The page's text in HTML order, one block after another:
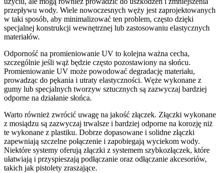
przepływu wody. Wiele nowoczesnych węży jest zaprojektowanych
w taki sposób, aby minimalizować ten problem, często dzięki
specjalnej konstrukcji wewnętrznej lub zastosowaniu elastycznych
materiałów.
Odporność na promieniowanie UV to kolejna ważna cecha,
szczególnie jeśli wąż będzie często pozostawiony na słońcu.
Promieniowanie UV może powodować degradację materiału,
prowadząc do pękania i utraty elastyczności. Węże wykonane z
gumy lub specjalnych tworzyw sztucznych są zazwyczaj bardziej
odporne na działanie słońca.
Warto również zwrócić uwagę na jakość złączek. Złączki wykonane
z mosiądzu są zazwyczaj trwalsze i bardziej odporne na korozję niż
te wykonane z plastiku. Dobrze dopasowane i solidne złączki
zapewniają szczelne połączenie i zapobiegają wyciekom wody.
Niektóre systemy oferują złączki z systemem szybkozłączek, które
ułatwiają i przyspieszają podłączanie oraz odłączanie akcesoriów,
takich jak pistolety zraszające.